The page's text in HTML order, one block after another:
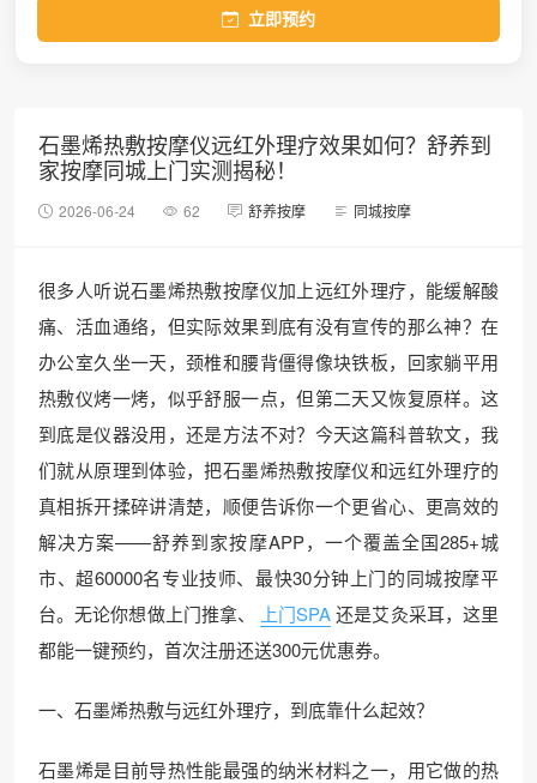
立即预约
石墨烯热敷按摩仪远红外理疗效果如何？舒养到
家按摩同城上门实测揭秘！
2026-06-24 62 舒养按摩 同城按摩
很多人听说石墨烯热敷按摩仪加上远红外理疗，能缓解酸
痛、活血通络，但实际效果到底有没有宣传的那么神？在
办公室久坐一天，颈椎和腰背僵得像块铁板，回家躺平用
热敷仪烤一烤，似乎舒服一点，但第二天又恢复原样。这
到底是仪器没用，还是方法不对？今天这篇科普软文，我
们就从原理到体验，把石墨烯热敷按摩仪和远红外理疗的
真相拆开揉碎讲清楚，顺便告诉你一个更省心、更高效的
解决方案——舒养到家按摩APP，一个覆盖全国285+城
市、超60000名专业技师、最快30分钟上门的同城按摩平
台。无论你想做上门推拿、
上门SPA 还是艾灸采耳，这里
都能一键预约，首次注册还送300元优惠券。
一、石墨烯热敷与远红外理疗，到底靠什么起效？
石墨烯是目前导热性能最强的纳米材料之一，用它做的热